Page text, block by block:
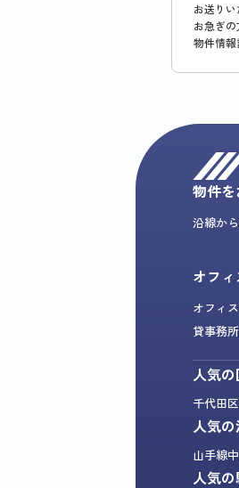
お送り
お急ぎ
物件情
物件
沿線か
オフ
オフィ
貸事務
人気
千代田区
人気
山手線
人気